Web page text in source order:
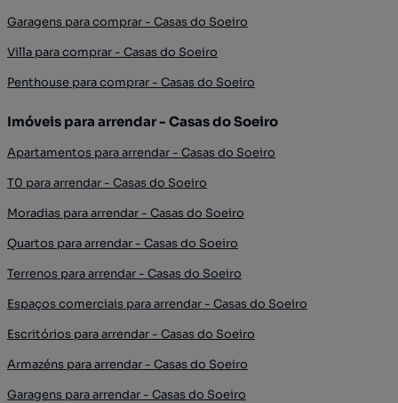
Garagens para comprar - Casas do Soeiro
Villa para comprar - Casas do Soeiro
Penthouse para comprar - Casas do Soeiro
Imóveis para arrendar - Casas do Soeiro
Apartamentos para arrendar - Casas do Soeiro
T0 para arrendar - Casas do Soeiro
Moradias para arrendar - Casas do Soeiro
Quartos para arrendar - Casas do Soeiro
Terrenos para arrendar - Casas do Soeiro
Espaços comerciais para arrendar - Casas do Soeiro
Escritórios para arrendar - Casas do Soeiro
Armazéns para arrendar - Casas do Soeiro
Garagens para arrendar - Casas do Soeiro